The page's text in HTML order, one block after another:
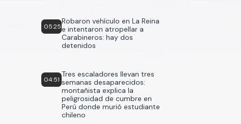
05:25
Robaron vehículo en La Reina
e intentaron atropellar a
Carabineros: hay dos
detenidos
04:51
Tres escaladores llevan tres
semanas desaparecidos:
montañista explica la
peligrosidad de cumbre en
Perú donde murió estudiante
chileno